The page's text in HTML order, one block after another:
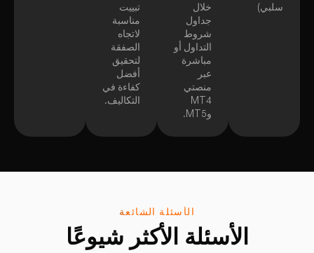
سلبي)
خلال
جداول
شروط
التداول أو
مباشرة
عبر
منصتي
MT4
وMT5.
تبييت
مناسبة
لاتجاه
الصفقة
لتحقيق
أفضل
كفاءة في
التكاليف.
الأسئلة الشائعة
الأسئلة الأكثر شيوعًا